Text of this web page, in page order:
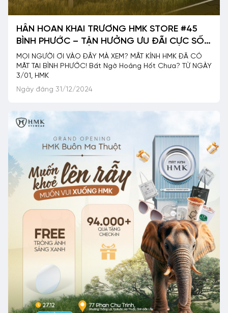
HÂN HOAN KHAI TRƯƠNG HMK STORE #45
BÌNH PHƯỚC – TẬN HƯỞNG ƯU ĐÃI CỰC SỐC
CÙNG HÀNG TRIỆU QUÀ TẶNG
MỌI NGƯỜI ƠI VÀO ĐÂY MÀ XEM? MẮT KÍNH HMK ĐÃ CÓ
MẶT TẠI BÌNH PHƯỚC! Bất Ngờ Hoảng Hốt Chưa? TỪ NGÀY
3/01, HMK
Ngày đăng 31/12/2024